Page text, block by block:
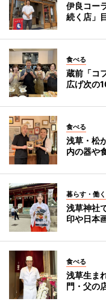
伊良コー
続く店」
食べる
蔵前「コ
広げ次の
食べる
浅草・松
内の器や
暮らす・働く
浅草神社
印や日本
食べる
浅草生ま
門・父の